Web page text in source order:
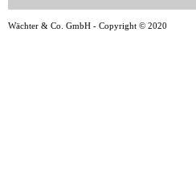
Wächter & Co. GmbH - Copyright © 2020